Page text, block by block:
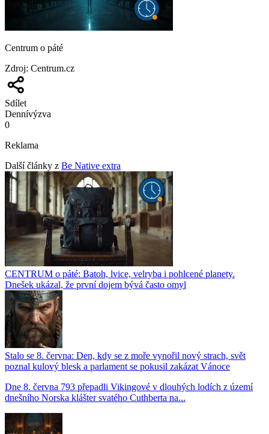
Centrum o páté
Zdroj: Centrum.cz
Sdílet
Dennívýzva
0
Reklama
Další články z Be Native extra
CENTRUM o páté: Batoh, lvice, velryba i pohlcené planety.
Dnešek ukázal, že první dojem bývá často omyl
Stalo se 8. června: Den, kdy se z moře vynořil nový strach, svět
poznal kulový blesk a parlament se pokusil zakázat Vánoce
Dne 8. června 793 přepadli Vikingové v dlouhých lodích z území
dnešního Norska klášter svatého Cuthberta na...